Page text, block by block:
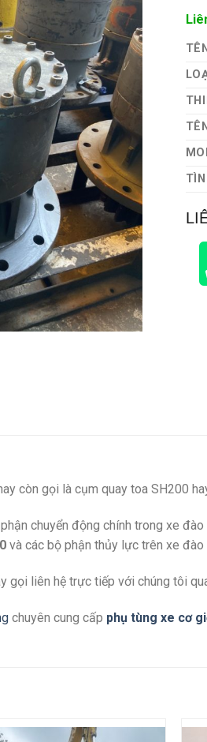
còn gọi là cụm quay toa SH200
chuyển động chính trong xe đào
và các bộ phận thủy lực trên xe đào
gọi liên hệ trực tiếp với chúng tôi
chuyên cung cấp phụ tùng xe cơ